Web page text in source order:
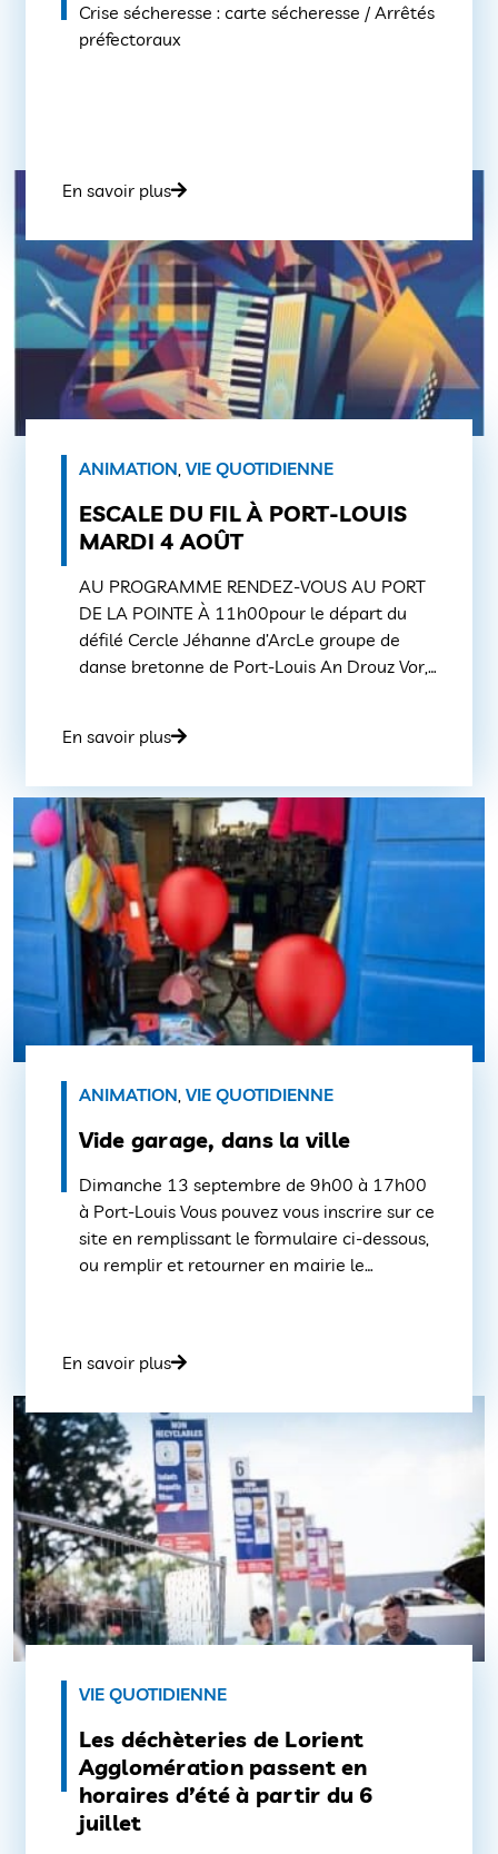
Crise sécheresse : carte sécheresse / Arrêtés
préfectoraux
En savoir plus
ANIMATION VIE QUOTIDIENNE
ESCALE DU FIL À PORT-LOUIS
MARDI 4 AOÛT
AU PROGRAMME RENDEZ-VOUS AU PORT
DE LA POINTE À 11h00pour le départ du
défilé Cercle Jéhanne d’ArcLe groupe de
danse bretonne de Port-Louis An Drouz Vor,
community band divertit les habitants de la
d’événements dans sa […]
En savoir plus
ANIMATION, VIE QUOTIDIENNE
Vide garage, dans la ville
Dimanche 13 septembre de 9h00 à 17h00
à Port-Louis Vous pouvez vous inscrire sur ce
site en remplissant le formulaire ci-dessous,
ou remplir et retourner en mairie le
portlouis.fr).Vous avez jusqu’au 11
En savoir plus
VIE QUOTIDIENNE
Les déchèteries de Lorient
Agglomération passent en
horaires d’été à partir du 6
juillet